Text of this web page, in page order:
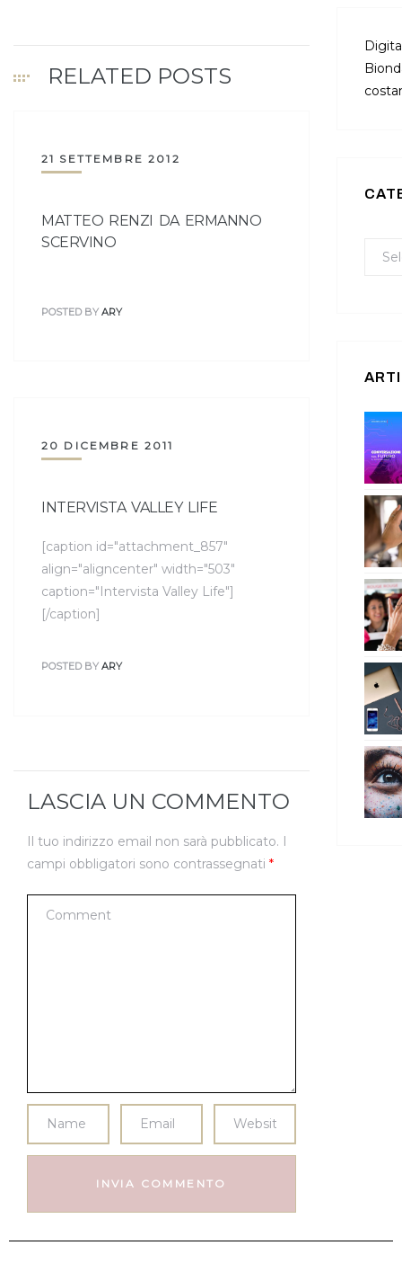
RELATED POSTS
21 SETTEMBRE 2012
MATTEO RENZI DA ERMANNO
SCERVINO
POSTED BY ARY
20 DICEMBRE 2011
INTERVISTA VALLEY LIFE
[caption id="attachment_857"
align="aligncenter" width="503"
caption="Intervista Valley Life"]
[/caption]
POSTED BY ARY
LASCIA UN COMMENTO
Il tuo indirizzo email non sarà pubblicato. I
campi obbligatori sono contrassegnati *